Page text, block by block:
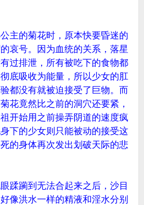
的菊花时，原本快要昏迷的
哀号。因为血统的关系，落星
过排泄，所有被吃下的食物都
底吸收为能量，所以少女的肛
都没有就被迫接受了巨物。而
花竟然比之前的洞穴还要紧，
开始用之前操弄阴道的速度疯
下的少女则只能被动的接受这
的身体再次发出划破天际的悲
躏到无法合起来之后，沙目
像洪水一样的精液和淫水分别